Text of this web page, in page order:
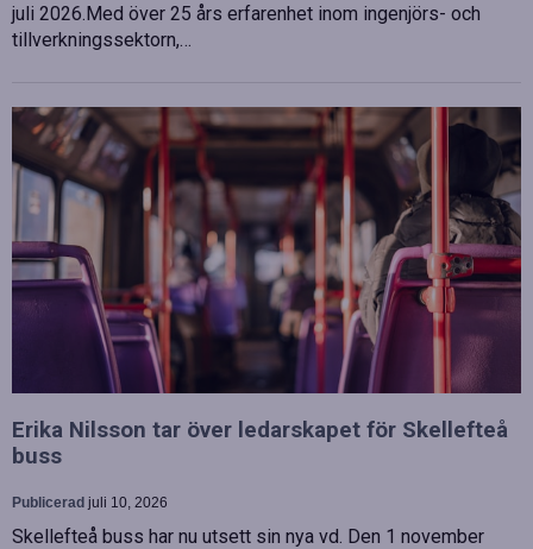
juli 2026.Med över 25 års erfarenhet inom ingenjörs- och
tillverkningssektorn,…
Erika Nilsson tar över ledarskapet för Skellefteå
buss
Publicerad juli 10, 2026
Skellefteå buss har nu utsett sin nya vd. Den 1 november